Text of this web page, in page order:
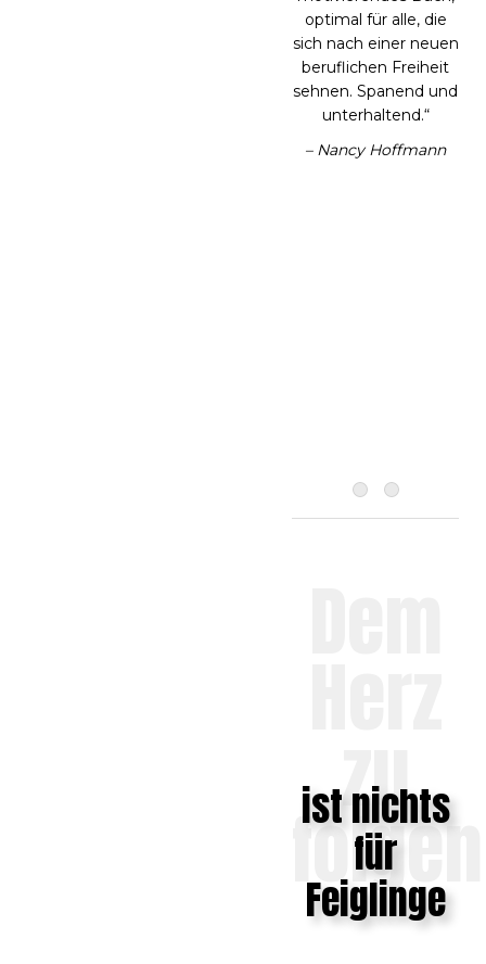
Michael Scharzkopf
bekommt man viele
nützliche
Anwendungen, wie
man zu seinem
inneren kraftvollen
Kern gelangt und
zu
folgen
ist nichts
für
Feiglinge